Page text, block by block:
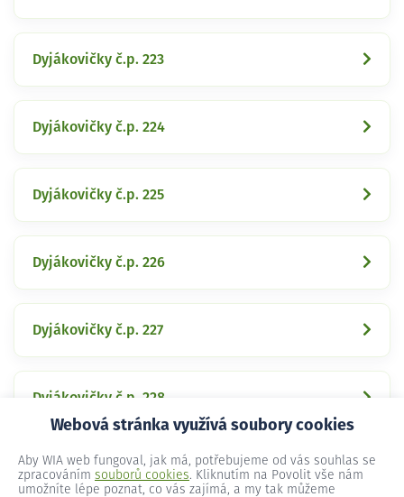
Webová stránka využívá soubory cookies
Aby WIA web fungoval, jak má, potřebujeme od vás souhlas se
zpracováním souborů cookies. Kliknutím na Povolit vše nám
umožníte lépe poznat, co vás zajímá, a my tak můžeme
Dyjákovičky č.p. 223
Dyjákovičky č.p. 224
Dyjákovičky č.p. 225
Dyjákovičky č.p. 226
Dyjákovičky č.p. 227
Dyjákovičky č.p. 228
Dyjákovičky č.p. 229